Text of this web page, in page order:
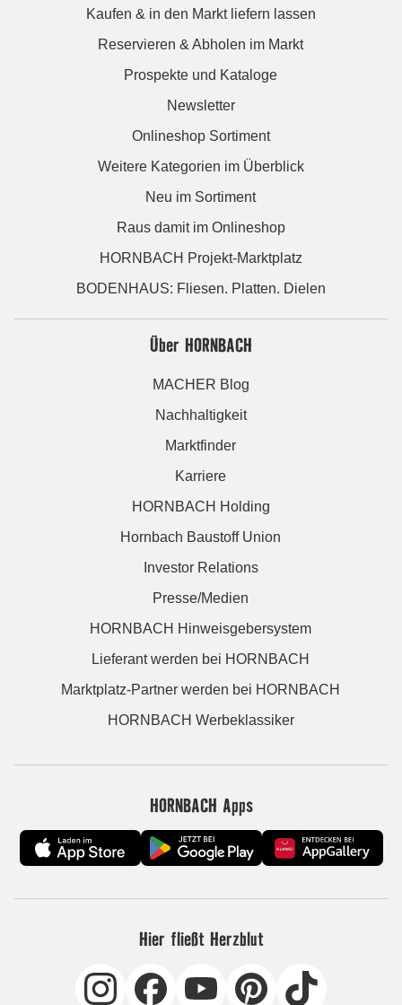
Kaufen & in den Markt liefern lassen
Reservieren & Abholen im Markt
Prospekte und Kataloge
Newsletter
Onlineshop Sortiment
Weitere Kategorien im Überblick
Neu im Sortiment
Raus damit im Onlineshop
HORNBACH Projekt-Marktplatz
BODENHAUS: Fliesen. Platten. Dielen
Über HORNBACH
MACHER Blog
Nachhaltigkeit
Marktfinder
Karriere
HORNBACH Holding
Hornbach Baustoff Union
Investor Relations
Presse/Medien
HORNBACH Hinweisgebersystem
Lieferant werden bei HORNBACH
Marktplatz-Partner werden bei HORNBACH
HORNBACH Werbeklassiker
HORNBACH Apps
Hier fließt Herzblut